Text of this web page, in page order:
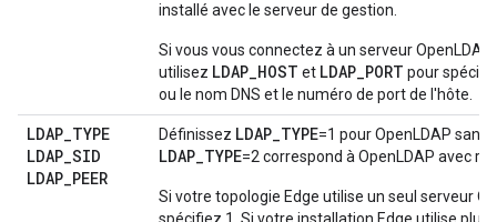
installé avec le serveur de gestion.
Si vous vous connectez à un serveur
utilisez LDAP_HOST et LDAP_PORT pour
ou le nom DNS et le numéro de port de l'hôte.
LDAP_TYPE
LDAP_SID
LDAP_PEER
Définissez LDAP_TYPE=1 pour OpenLDAP sans
LDAP_TYPE=2 correspond à OpenLDAP avec
Si votre topologie Edge utilise un seul serveur